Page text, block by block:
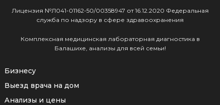
Лицензия №Л041-01162-50/00358947 от 16.12.2020 Федеральная
служба по надзору в сфере здравоохранения
Комплексная медицинская лабораторная диагностика в
Балашихе, анализы для всей семьи!
Бизнесу
Выезд врача на дом
Анализы и цены